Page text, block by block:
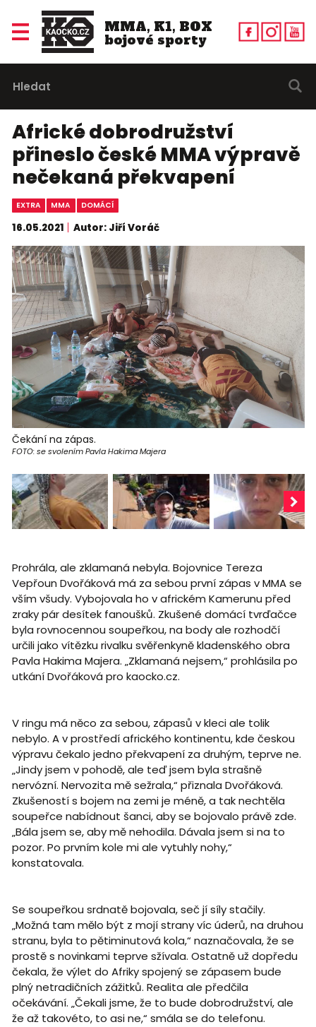
MMA, K1, BOX
bojové sporty
Africké dobrodružství
přineslo české MMA výpravě
nečekaná překvapení
EXTRA MMA DOMÁCÍ
16.05.2021 Autor: Jiří Voráč
Čekání na zápas.
FOTO: se svolením Pavla Hakima Majera
Prohrála, ale zklamaná nebyla. Bojovnice Tereza
Vepřoun Dvořáková má za sebou první zápas v MMA se
vším všudy. Vybojovala ho v africkém Kamerunu před
zraky pár desítek fanoušků. Zkušené domácí tvrďačce
byla rovnocennou soupeřkou, na body ale rozhodčí
určili jako vítězku rivalku svěřenkyně kladenského obra
Pavla Hakima Majera. „Zklamaná nejsem,“ prohlásila po
utkání Dvořáková pro kaocko.cz.
V ringu má něco za sebou, zápasů v kleci ale tolik
nebylo. A v prostředí afrického kontinentu, kde českou
výpravu čekalo jedno překvapení za druhým, teprve ne.
„Jindy jsem v pohodě, ale teď jsem byla strašně
nervózní. Nervozita mě sežrala,“ přiznala Dvořáková.
Zkušeností s bojem na zemi je méně, a tak nechtěla
soupeřce nabídnout šanci, aby se bojovalo právě zde.
„Bála jsem se, aby mě nehodila. Dávala jsem si na to
pozor. Po prvním kole mi ale vytuhly nohy,“
konstatovala.
Se soupeřkou srdnatě bojovala, seč jí síly stačily.
„Možná tam mělo být z mojí strany víc úderů, na druhou
stranu, byla to pětiminutová kola,“ naznačovala, že se
prostě s novinkami teprve sžívala. Ostatně už dopředu
čekala, že výlet do Afriky spojený se zápasem bude
plný netradičních zážitků. Realita ale předčila
očekávání. „Čekali jsme, že to bude dobrodružství, ale
že až takovéto, to asi ne,“ smála se do telefonu.